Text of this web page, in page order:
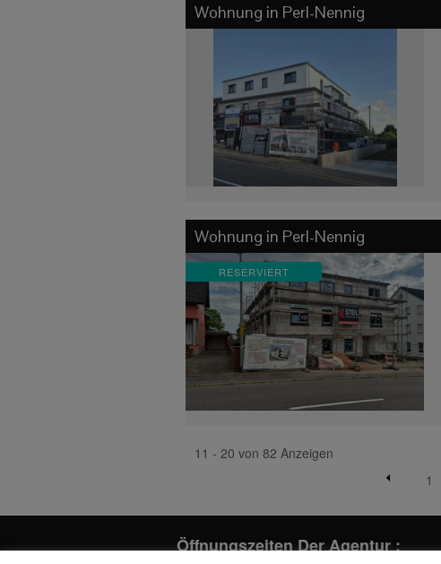
Wohnung in Perl-Nennig
Wohnung in Perl-Nennig
RESERVIERT
11 - 20 von 82 Anzeigen
1
Öffnungszeiten Der Agentur :